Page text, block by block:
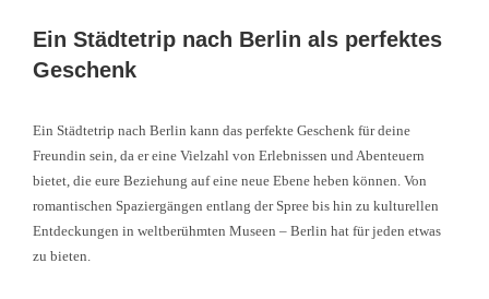
Ein Städtetrip nach Berlin als perfektes
Geschenk
Ein Städtetrip nach Berlin kann das perfekte Geschenk für deine
Freundin sein, da er eine Vielzahl von Erlebnissen und Abenteuern
bietet, die eure Beziehung auf eine neue Ebene heben können. Von
romantischen Spaziergängen entlang der Spree bis hin zu kulturellen
Entdeckungen in weltberühmten Museen – Berlin hat für jeden etwas
zu bieten.